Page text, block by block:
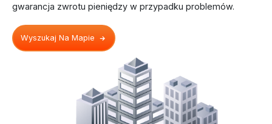
gwarancja zwrotu pieniędzy w przypadku problemów.
Wyszukaj Na Mapie